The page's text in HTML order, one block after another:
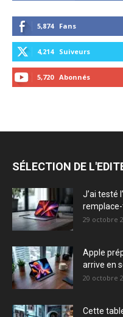
5,874 Fans
4,214 Suiveurs
5,720 Abonnés
SÉLECTION DE
J’ai testé
29 octobre
Apple
arrive en
20 octobre
Cette